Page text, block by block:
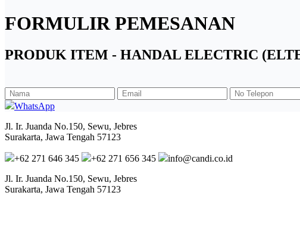
FORMULIR PEMESANAN
PRODUK ITEM - HANDAL ELECTRIC
WhatsApp
Jl. Ir. Juanda No.150, Sewu, Jebres
Surakarta, Jawa Tengah 57123
+62 271 646 345 +62 271 656 345
info@candi.co.id
Jl. Ir. Juanda No.150, Sewu, Jebres
Surakarta, Jawa Tengah 57123